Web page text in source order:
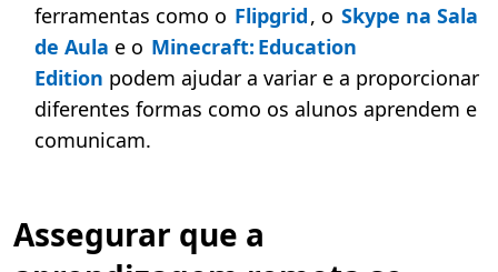
ferramentas como o Flipgrid, o Skype na Sala
de Aula e o Minecraft: Education
Edition podem ajudar a variar e a proporcionar
diferentes formas como os alunos aprendem e
comunicam.
Assegurar que a